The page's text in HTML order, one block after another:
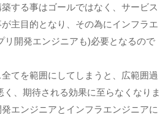
する事はゴールではなく、サービス
主目的となり、その為にインフラエ
リ開発エンジニアも)必要となるので
てを範囲にしてしまうと、広範囲過
く、期待される効果に至らなくなりま
エンジニアとインフラエンジニアに